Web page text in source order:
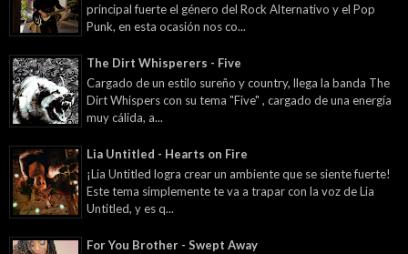
principal fuerte el género del Rock Alternativo y el Pop
Punk, en esta ocasión nos co...
The Dirt Whisperers - Five
Cargado de un estilo sureño y country, llega la banda The
Dirt Whispers con su tema "Five" , cargado de una energía
muy cálida, a...
Lia Untitled - Hearts on Fire
¡Lia Untitled logra crear un ambiente que se siente fuerte!
Este tema simplemente te va a trapar con la voz de Lia
Untitled, y es q...
For You Brother - Swept Away